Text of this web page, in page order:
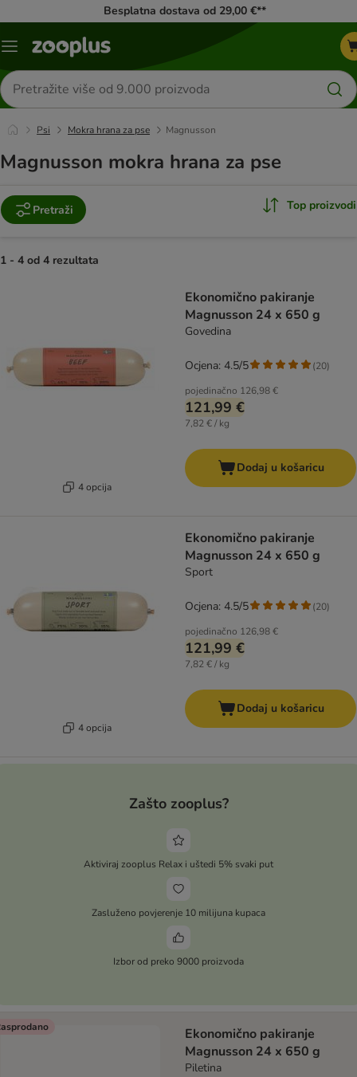
Besplatna dostava od 29,00 €**
Izbornik
Traži
proizvode
Psi Mokra hrana za pse Magnusson
Magnusson mokra hrana za pse
Pretraži Top proizvodi
1 - 4 od 4 rezultata
4 opcija
Ekonomično pakiranje
Magnusson 24 x 650 g
Govedina
pojedinačno 126,98 €
121,99 €
7,82 € / kg
Ocjena: 4.5/5 (20)
Dodaj u košaricu
4 opcija
Ekonomično pakiranje
Magnusson 24 x 650 g
Sport
pojedinačno 126,98 €
121,99 €
7,82 € / kg
Ocjena: 4.5/5 (20)
Dodaj u košaricu
Zašto zooplus?
Aktiviraj zooplus Relax i uštedi 5% svaki put
Zasluženo povjerenje 10 milijuna kupaca
Izbor od preko 9000 proizvoda
Ekonomično pakiranje
Magnusson 24 x 650 g
Piletina